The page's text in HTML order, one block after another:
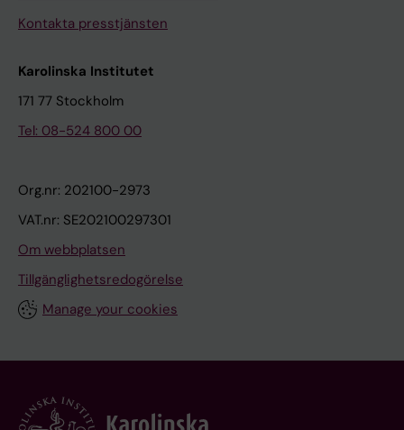
Kontakta presstjänsten
Karolinska Institutet
171 77 Stockholm
Tel: 08-524 800 00
Org.nr: 202100-2973
VAT.nr: SE202100297301
Om webbplatsen
Tillgänglighetsredogörelse
Manage your cookies